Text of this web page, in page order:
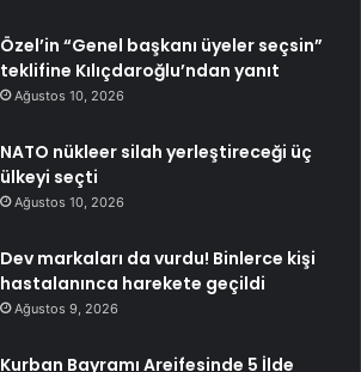
Özel’in “Genel başkanı üyeler seçsin”
teklifine Kılıçdaroğlu’ndan yanıt
Ağustos 10, 2026
NATO nükleer silah yerleştireceği üç
ülkeyi seçti
Ağustos 10, 2026
Dev markaları da vurdu! Binlerce kişi
hastalanınca harekete geçildi
Ağustos 9, 2026
Kurban Bayramı Areifesinde 5 İlde